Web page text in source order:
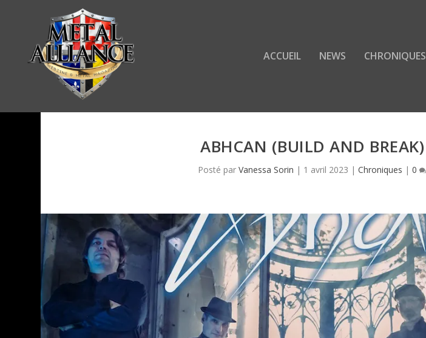
ACCUEIL NEWS CHRONIQUES
ABHCAN (BUILD AND BREAK)
Posté parVanessa Sorin | 1 avril 2023 |Chroniques |0